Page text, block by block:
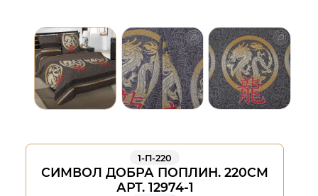
1-П-220
СИМВОЛ ДОБРА ПОПЛИН. 220СМ
АРТ. 12974-1